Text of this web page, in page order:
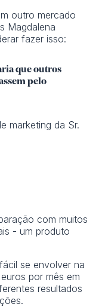
outro mercado
Magdalena
fazer isso:
que outros
pelo
marketing da Sr.
com muitos
- um produto
se envolver na
por mês em
resultados